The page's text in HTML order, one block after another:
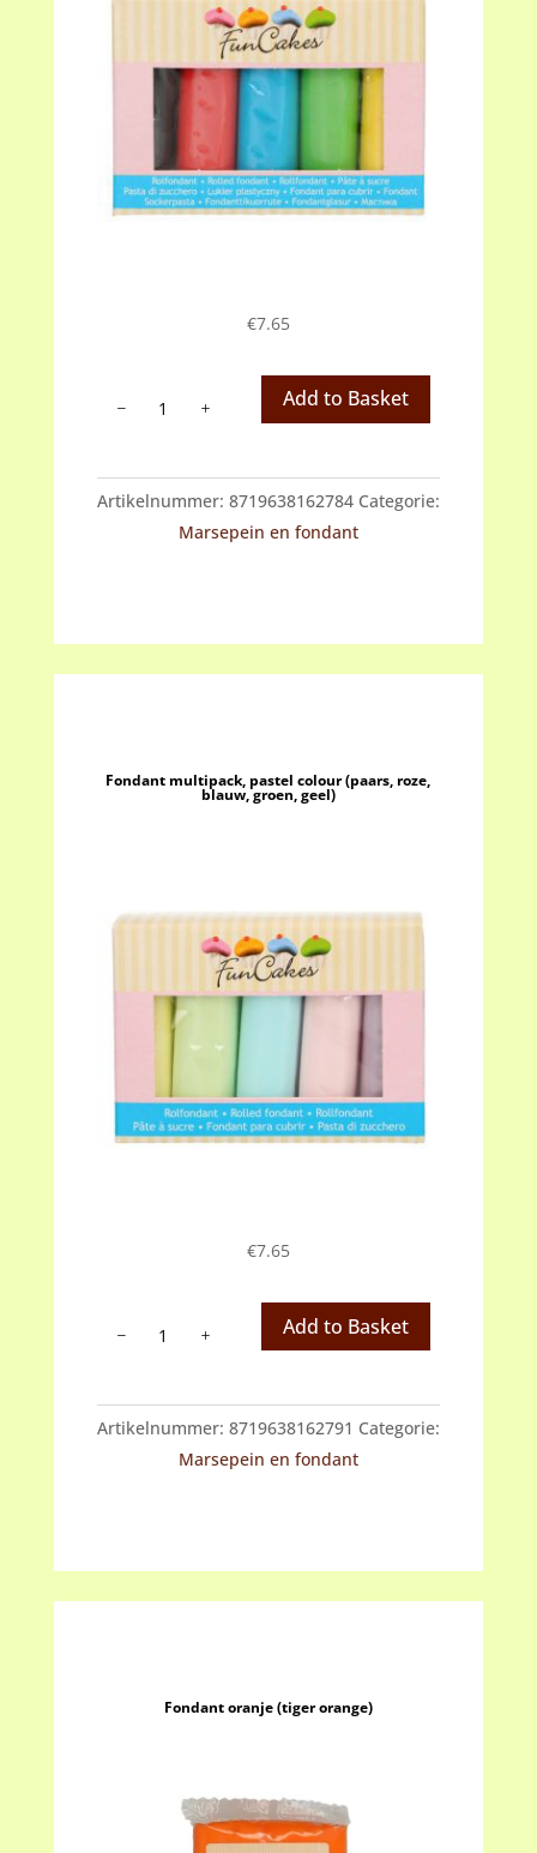
€7.65
multipack,
colours
(zwart,
aantal
Add to Basket
Artikelnummer: 8719638162784 Categorie:
Marsepein en fondant
Fondant multipack, pastel colour (paars, roze,
blauw, groen, geel)
€7.65
multipack,
colour
(paars,
aantal
Add to Basket
Artikelnummer: 8719638162791 Categorie:
Marsepein en fondant
Fondant oranje (tiger orange)